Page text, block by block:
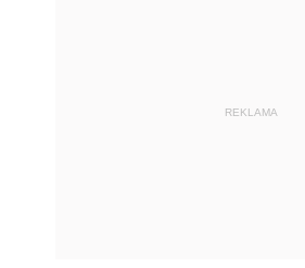
REKLAMA